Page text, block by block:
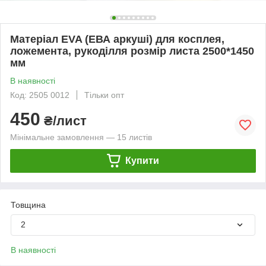
Матеріал EVA (ЕВА аркуші) для косплея,
ложемента, рукоділля розмір листа 2500*1450
мм
В наявності
Код: 2505 0012
Тільки опт
450 ₴/лист
Мінімальне замовлення — 15 листів
Купити
Товщина
2
В наявності